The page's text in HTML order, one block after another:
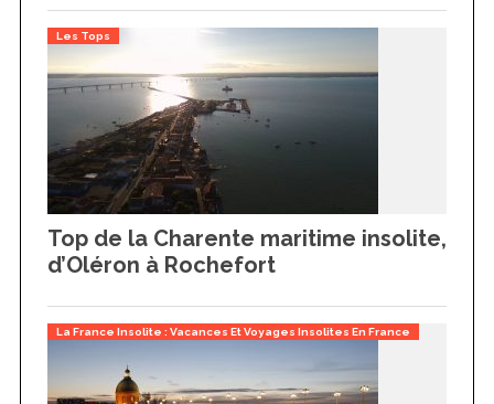
Les Tops
Top de la Charente maritime insolite,
d’Oléron à Rochefort
La France Insolite : Vacances Et Voyages Insolites En France